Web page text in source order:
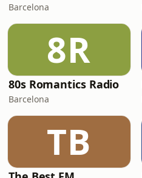
Barcelona
8R
80s Romantics Radio
Barcelona
TB